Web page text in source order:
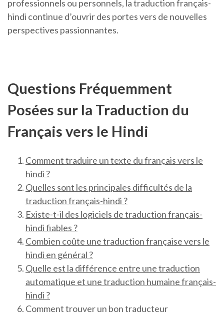
professionnels ou personnels, la traduction français-
hindi continue d’ouvrir des portes vers de nouvelles
perspectives passionnantes.
Questions Fréquemment
Posées sur la Traduction du
Français vers le Hindi
Comment traduire un texte du français vers le
hindi ?
Quelles sont les principales difficultés de la
traduction français-hindi ?
Existe-t-il des logiciels de traduction français-
hindi fiables ?
Combien coûte une traduction française vers le
hindi en général ?
Quelle est la différence entre une traduction
automatique et une traduction humaine français-
hindi ?
Comment trouver un bon traducteur